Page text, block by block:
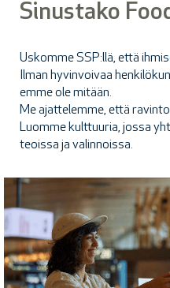
Sinustako
Uskomme SSP:llä, että
Ilman hyvinvoivaa
emme ole mitään.
Me ajattelemme, että
Luomme kulttuuria, jossa
teoissa ja valinnoissa.